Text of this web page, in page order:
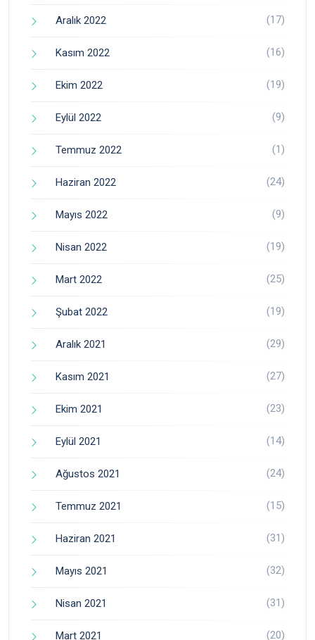
Aralık 2022 (17)
Kasım 2022 (16)
Ekim 2022 (19)
Eylül 2022 (9)
Temmuz 2022 (1)
Haziran 2022 (24)
Mayıs 2022 (9)
Nisan 2022 (19)
Mart 2022 (25)
Şubat 2022 (19)
Aralık 2021 (29)
Kasım 2021 (27)
Ekim 2021 (23)
Eylül 2021 (14)
Ağustos 2021 (24)
Temmuz 2021 (15)
Haziran 2021 (31)
Mayıs 2021 (32)
Nisan 2021 (31)
Mart 2021 (20)